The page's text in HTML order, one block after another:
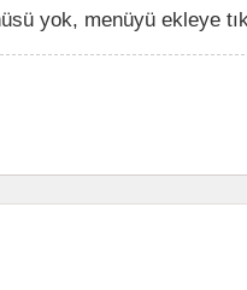
yok, menüyü ekleye